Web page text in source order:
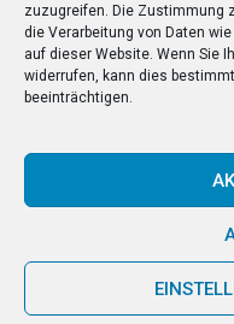
zuzugreifen. Die Zustimmung
die Verarbeitung von Daten
auf dieser Website. Wenn Sie
widerrufen, kann dies
beeinträchtigen.